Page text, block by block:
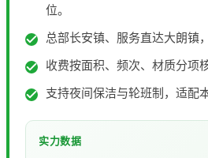
位。
总部长安镇、服务直达大朗镇
收费按面积、频次、材质分项
支持夜间保洁与轮班制，适配
实力数据